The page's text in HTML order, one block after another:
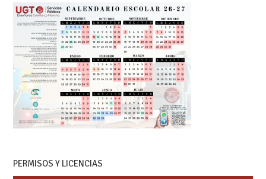
PERMISOS Y LICENCIAS